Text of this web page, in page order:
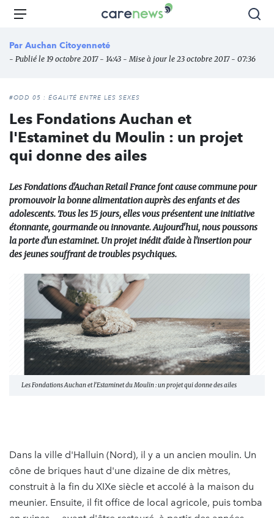
Aller
principal
Carenews,
média
des
l'engagement
Menu
Par Auchan Citoyenneté
- Publié le 19 octobre 2017 - 14:43 - Mise à jour le 23 octobre 2017 - 07:36
#ODD 05 : ÉGALITÉ ENTRE LES SEXES
Les Fondations Auchan et
l'Estaminet du Moulin : un projet
qui donne des ailes
Les Fondations d'Auchan Retail France font cause commune pour
promouvoir la bonne alimentation auprès des enfants et des
adolescents. Tous les 15 jours, elles vous présentent une initiative
étonnante, gourmande ou innovante. Aujourd'hui, nous poussons
la porte d'un estaminet. Un projet inédit d'aide à l'insertion pour
des jeunes souffrant de troubles psychiques.
Les Fondations Auchan et l'Estaminet du Moulin : un projet qui donne des ailes
Dans la ville d'Halluin (Nord), il y a un ancien moulin. Un
cône de briques haut d'une dizaine de dix mètres,
construit à la fin du XIXe siècle et accolé à la maison du
meunier. Ensuite, il fit office de local agricole, puis tomba